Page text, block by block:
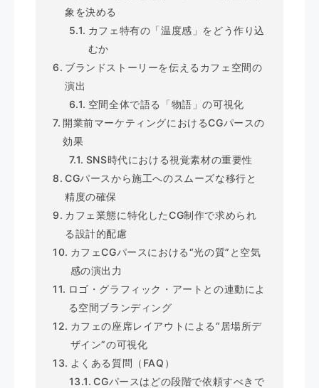
象を決める
カフェ特有の「温度感」をどう作り込
むか
ブランドストーリーを伝えるカフェ空間の
演出
空間全体で語る「物語」の可視化
開業前マーケティングにおけるCGパースの
効果
SNS時代における視覚素材の重要性
CGパースから施工へのスムーズな移行と
精度の確保
カフェ業態に特化したCG制作で求められ
る設計的配慮
カフェCGパースにおける“光の質”と空気
感の演出力
ロゴ・グラフィック・アートとの連動によ
る空間ブランディング
カフェの座席レイアウトによる“居場所デ
ザイン”の可視化
よくある質問（FAQ）
CGパースはどの段階で依頼すべきで